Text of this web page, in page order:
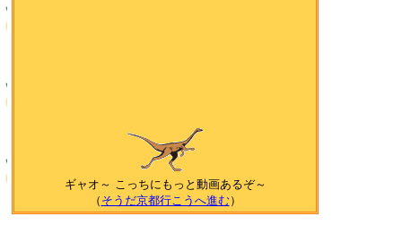
ギャオ～ こっちにもっと動画あるぞ～
（ そうだ京都行こうへ進む）